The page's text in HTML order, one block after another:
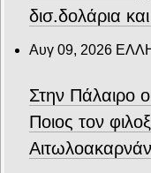
δισ.δολάρια
Αυγ 09, 2026
Στην Πάλαιρο
Ποιος τον